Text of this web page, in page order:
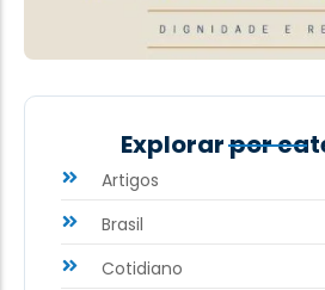
Explorar por
Artigos
Brasil
Cotidiano